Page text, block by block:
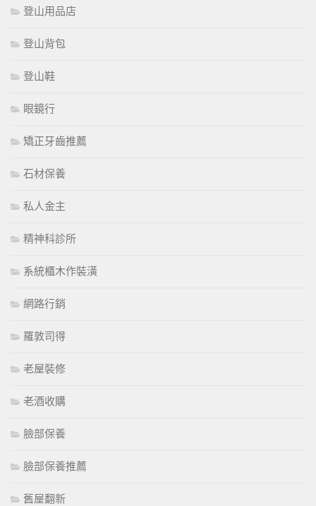
登山用品店
登山背包
登山鞋
眼鏡行
矯正牙齒推薦
石材保養
私人金主
精神科診所
系統櫃木作裝潢
網路行銷
羅敦司得
老屋裝修
老酒收購
臉部保養
臉部保養推薦
舊屋翻新